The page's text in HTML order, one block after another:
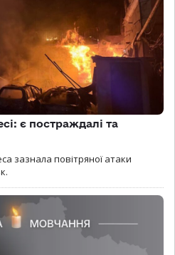
є постраждалі та
зазнала повітряної атаки